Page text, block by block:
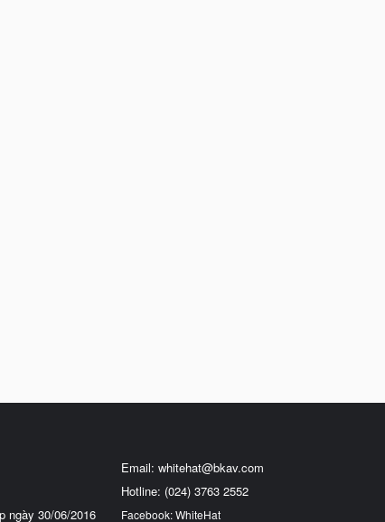
ngày 30/06/2016
Email: whitehat@bkav.com
Hotline: (024) 3763 2552
Facebook: WhiteHat